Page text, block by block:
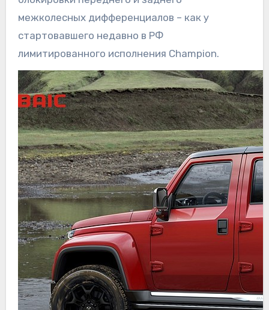
межколесных дифференциалов – как у
стартовавшего недавно в РФ
лимитированного исполнения Champion.